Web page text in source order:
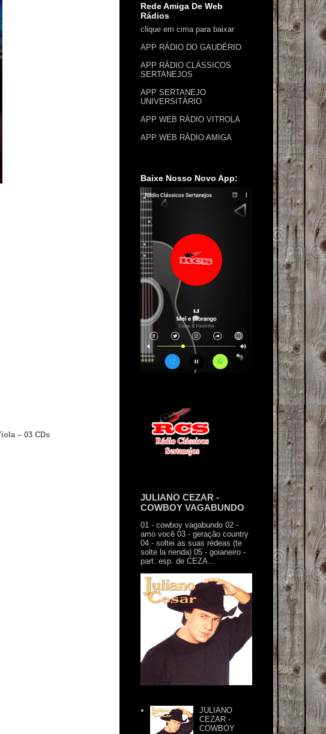
Rede Amiga De Web
Rádios
clique em cima para baixar
APP RÁDIO DO GAUDÉRIO
APP RÁDIO CLÁSSICOS
SERTANEJOS
APP SERTANEJO
UNIVERSITÁRIO
APP WEB RÁDIO VITROLA
APP WEB RÁDIO AMIGA
Baixe Nosso Novo App:
JULIANO CEZAR -
COWBOY VAGABUNDO
01 - cowboy vagabundo 02 -
amo você 03 - geração country
04 - soltei as suas rédeas (te
solte la rienda) 05 - goianeiro -
part. esp. de CEZA...
JULIANO
CEZAR -
COWBOY